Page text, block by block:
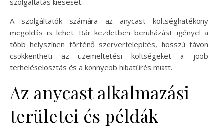
A szolgáltatók számára az anycast költséghatékony
megoldás is lehet. Bár kezdetben beruházást igényel a
több helyszínen történő szervertelepítés, hosszú távon
csökkentheti az üzemeltetési költségeket a jobb
terheléselosztás és a könnyebb hibatűrés miatt.
Az anycast alkalmazási
területei és példák